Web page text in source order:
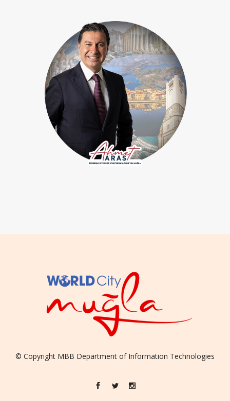
© Copyright MBB Department of Information Technologies